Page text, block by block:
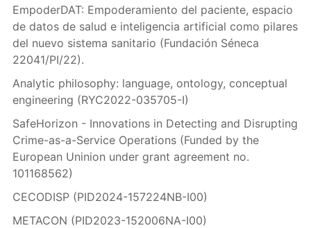
EmpoderDAT: Empoderamiento del paciente, espacio
de datos de salud e inteligencia artificial como pilares
del nuevo sistema sanitario (Fundación Séneca
22041/PI/22).
Analytic philosophy: language, ontology, conceptual
engineering (RYC2022-035705-I)
SafeHorizon - Innovations in Detecting and Disrupting
Crime-as-a-Service Operations (Funded by the
European Uninion under grant agreement no.
101168562)
CECODISP (PID2024-157224NB-I00)
METACON (PID2023-152006NA-I00)